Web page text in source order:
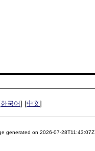
한국어] [中文]
generated on 2026-07-28T11:43:07Z.